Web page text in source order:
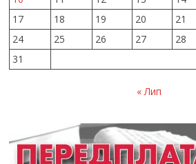
17
18 19 20 21
24
25 26 27 28
31
« Лип